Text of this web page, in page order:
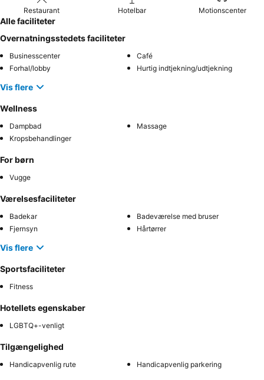
Restaurant Hotelbar Motionscenter
Alle faciliteter
Overnatningsstedets faciliteter
Businesscenter
Café
Forhal/lobby
Hurtig indtjekning/udtjekning
Vis flere
Wellness
Dampbad
Massage
Kropsbehandlinger
For børn
Vugge
Værelsesfaciliteter
Badekar
Badeværelse med bruser
Fjernsyn
Hårtørrer
Vis flere
Sportsfaciliteter
Fitness
Hotellets egenskaber
LGBTQ+-venligt
Tilgængelighed
Handicapvenlig rute Handicapvenlig parkering